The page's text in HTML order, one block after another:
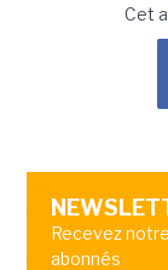
Cet
Recevez
abonnés